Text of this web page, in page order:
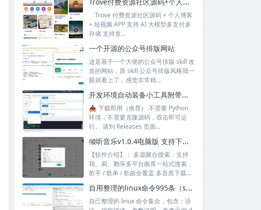
Trove 付费资源社区源码 + 个人博客
+ 短视频 APP 支持 AI 大模型多支付多
存储 支持发...
一个开源的公众号排版网站
这是基于一个大佬的公众号排版 skill 改
造的网站，原 skill 公众号排版风格我一
眼就看上了，感觉非常精...
开发环境自动装备小工具附带源码
📥 下载即用（推荐） 不需要 Python
环境，不需要克隆源码，双击即可运
行。 请到 Releases 页面...
倾听音乐v1.0.4电脑版 支持下载无损音质 可听可下有歌词
【软件介绍】： 多源聚合搜索：支持
我、易、鹅等多平台曲库一站式搜索，
歌手 / 歌单 / 歌曲全覆盖 多音质下载...
自用整理的linux命令995条（sql+excel）
自己整理的 linux 命令集合，包含：语